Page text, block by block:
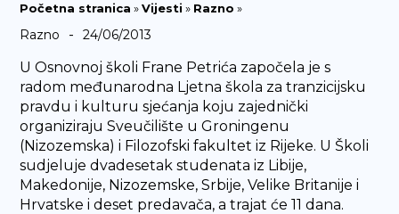
Početna stranica »Vijesti » Razno »
Razno - 24/06/2013
U Osnovnoj školi Frane Petrića započela je s
radom međunarodna Ljetna škola za tranzicijsku
pravdu i kulturu sjećanja koju zajednički
organiziraju Sveučilište u Groningenu
(Nizozemska) i Filozofski fakultet iz Rijeke. U Školi
sudjeluje dvadesetak studenata iz Libije,
Makedonije, Nizozemske, Srbije, Velike Britanije i
Hrvatske i deset predavača, a trajat će 11 dana.